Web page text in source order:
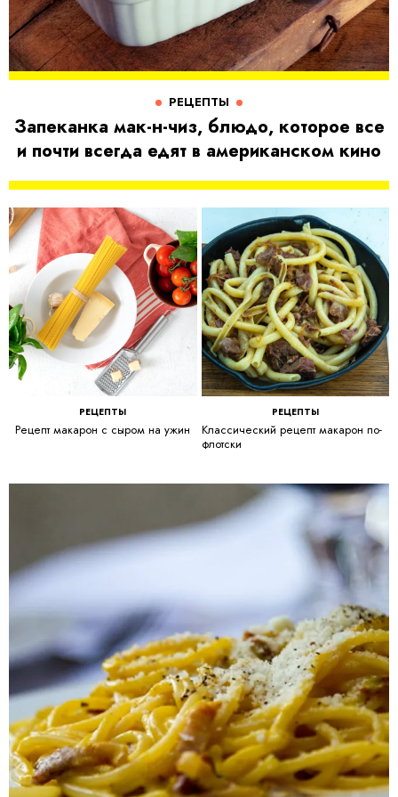
РЕЦЕПТЫ
Запеканка мак-н-чиз, блюдо, которое все
и почти всегда едят в американском кино
РЕЦЕПТЫ
Рецепт макарон с сыром на ужин
РЕЦЕПТЫ
Классический рецепт макарон по-
флотски